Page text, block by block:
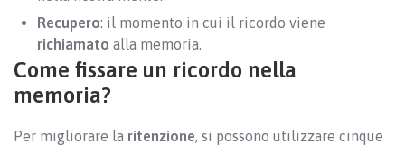
Recupero: il momento in cui il ricordo viene
richiamato alla memoria.
Come fissare un ricordo nella
memoria?
Per migliorare la ritenzione, si possono utilizzare cinque